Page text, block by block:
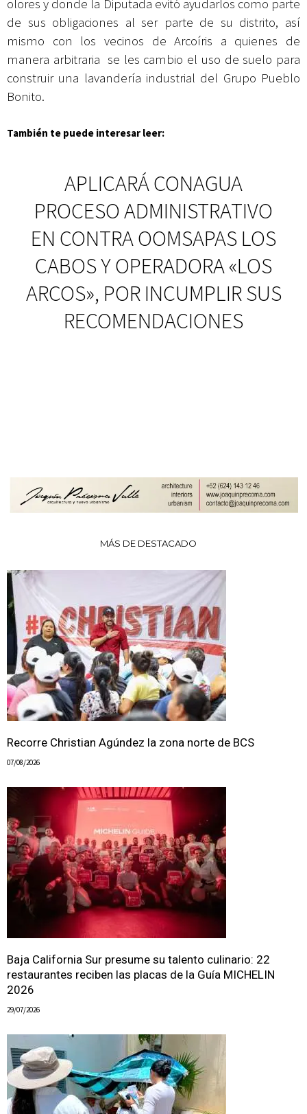
olores y donde la Diputada evitó ayudarlos como parte
de sus obligaciones al ser parte de su distrito, así
mismo con los vecinos de Arcoíris a quienes de
manera arbitraria se les cambio el uso de suelo para
construir una lavandería industrial del Grupo Pueblo
Bonito.
También te puede interesar leer:
APLICARÁ CONAGUA
PROCESO ADMINISTRATIVO
EN CONTRA OOMSAPAS LOS
CABOS Y OPERADORA «LOS
ARCOS», POR INCUMPLIR SUS
RECOMENDACIONES
MÁS DE DESTACADO
Recorre Christian Agúndez la zona norte de BCS
07/08/2026
Baja California Sur presume su talento culinario: 22
restaurantes reciben las placas de la Guía MICHELIN
2026
29/07/2026